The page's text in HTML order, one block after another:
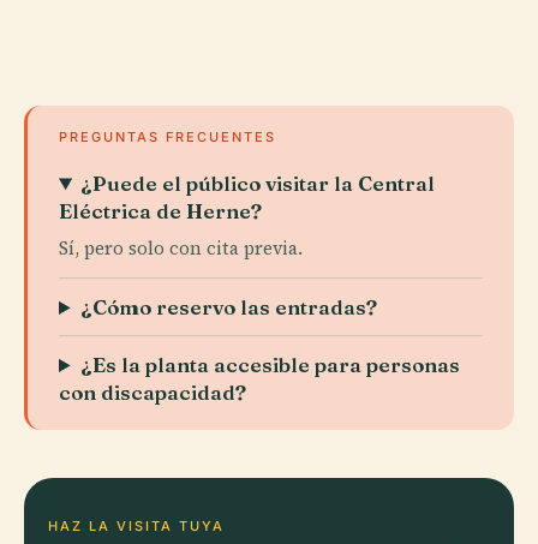
PREGUNTAS FRECUENTES
¿Puede el público visitar la Central
Eléctrica de Herne?
Sí, pero solo con cita previa.
¿Cómo reservo las entradas?
¿Es la planta accesible para personas
con discapacidad?
HAZ LA VISITA TUYA